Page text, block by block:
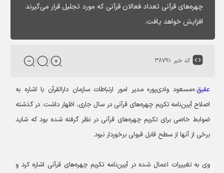
چهره‌های قرآنی تعداد فعالان قرآنی که مورد تجلیل قرار می‌گیرند
افزایش خواهد یافت.
کد خبر :۳۸۷۹۱
عقیق:«مسعود وادی‌پور» مدیر امور ارتباطات سازمان دارالقرآن با اشاره به
اصلاح آیین‌نامه تکریم چهره‌های قرآنی در سال جاری، اظهار داشت: در گذشته
ضوابط خاصی برای تکریم چهره‌های قرآنی در نظر گرفته شده بود که شاید
برخی از آنها از سطح قابل قبولی برخوردار نبود.
وی به تغییرات اعمال شده در آیین‌نامه تکریم چهره‌های قرآنی اشاره کرد و